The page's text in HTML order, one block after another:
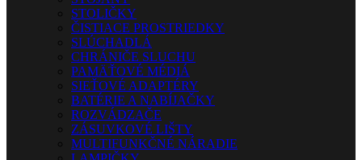
STOLIČKY
ČISTIACE PROSTRIEDKY
SLÚCHADLÁ
CHRÁNIČE SLUCHU
PAMÄŤOVÉ MÉDIÁ
SIEŤOVÉ ADAPTÉRY
BATÉRIE A NABÍJAČKY
ROZVÁDZAČE
ZÁSUVKOVÉ LIŠTY
MULTIFUNKČNÉ NÁRADIE